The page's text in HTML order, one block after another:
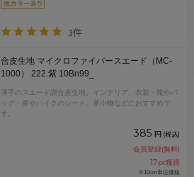
3件
合皮生地 マイクロファイバースエード（MC-
1000） 222.紫 10Bn99_
薄手のスエード調合皮生地。インテリア、衣装・靴やバ
ッグ・車やバイクのシート、革小物などにおすすめで
す。
385 円 (税込)
会員登録(無料)
17pt獲得
※10cm単位価格